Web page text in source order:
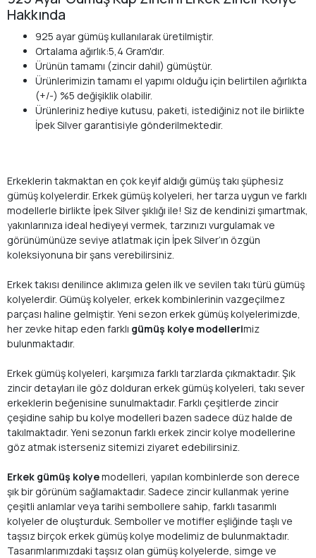
Hakkında
925 ayar gümüş kullanılarak üretilmiştir.
Ortalama ağırlık:5,4 Gram'dır.
Ürünün tamamı (zincir dahil) gümüştür.
Ürünlerimizin tamamı el yapımı olduğu için belirtilen ağırlıkta
(+/-) %5 değişiklik olabilir.
Ürünleriniz hediye kutusu, paketi, istediğiniz not ile birlikte
İpek Silver garantisiyle gönderilmektedir.
Erkeklerin takmaktan en çok keyif aldığı gümüş takı şüphesiz
gümüş kolyelerdir. Erkek gümüş kolyeleri, her tarza uygun ve farklı
modellerle birlikte İpek Silver şıklığı ile! Siz de kendinizi şımartmak,
yakınlarınıza ideal hediyeyi vermek, tarzınızı vurgulamak ve
görünümünüze seviye atlatmak için İpek Silver’ın özgün
koleksiyonuna bir şans verebilirsiniz.
Erkek takısı denilince aklımıza gelen ilk ve sevilen takı türü gümüş
kolyelerdir. Gümüş kolyeler, erkek kombinlerinin vazgeçilmez
parçası haline gelmiştir. Yeni sezon erkek gümüş kolyelerimizde,
her zevke hitap eden farklı gümüş kolye modellerimiz
bulunmaktadır.
Erkek gümüş kolyeleri, karşımıza farklı tarzlarda çıkmaktadır. Şık
zincir detayları ile göz dolduran erkek gümüş kolyeleri, takı sever
erkeklerin beğenisine sunulmaktadır. Farklı çeşitlerde zincir
çeşidine sahip bu kolye modelleri bazen sadece düz halde de
takılmaktadır. Yeni sezonun farklı erkek zincir kolye modellerine
göz atmak isterseniz sitemizi ziyaret edebilirsiniz.
Erkek gümüş kolyemodelleri, yapılan kombinlerde son derece
şık bir görünüm sağlamaktadır. Sadece zincir kullanmak yerine
çeşitli anlamlar veya tarihi sembollere sahip, farklı tasarımlı
kolyeler de oluşturduk. Semboller ve motifler eşliğinde taşlı ve
taşsız birçok erkek gümüş kolye modelimiz de bulunmaktadır.
Tasarımlarımızdaki taşsız olan gümüş kolyelerde, simge ve